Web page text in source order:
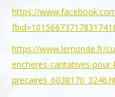
https://
https://www.lemonde.fr/
encheres-caritatives-